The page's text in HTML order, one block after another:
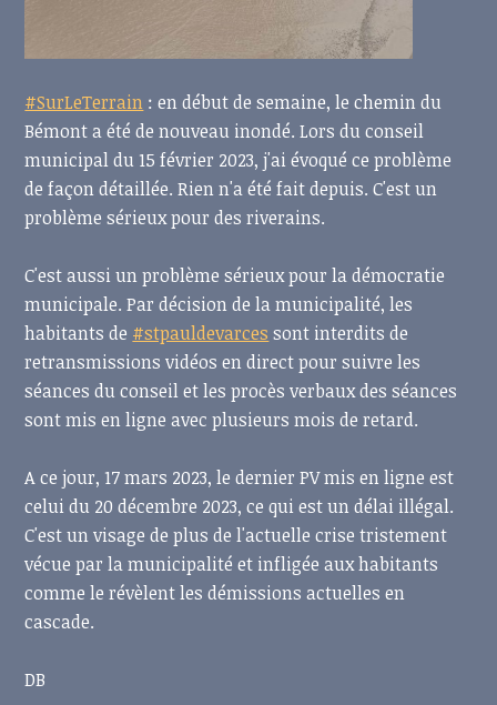
#SurLeTerrain : en début de semaine, le chemin du
Bémont a été de nouveau inondé. Lors du conseil
municipal du 15 février 2023, j'ai évoqué ce problème
de façon détaillée. Rien n'a été fait depuis. C'est un
problème sérieux pour des riverains.
C'est aussi un problème sérieux pour la démocratie
municipale. Par décision de la municipalité, les
habitants de #stpauldevarces sont interdits de
retransmissions vidéos en direct pour suivre les
séances du conseil et les procès verbauxdes séances
sont mis en ligne avec plusieurs mois de retard.
A ce jour, 17 mars 2023, le dernier PV mis en ligne est
celui du 20 décembre 2023, ce qui est un délai illégal.
C'est un visage de plus de l'actuelle crise tristement
vécue par la municipalité et infligée aux habitants
comme le révèlent les démissions actuelles en
cascade.
DB